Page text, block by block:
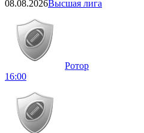
08.08.2026Высшая лига
Ротор
16:00